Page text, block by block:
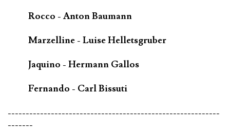
Rocco - Anton Baumann
Marzelline - Luise Helletsgruber
Jaquino - Hermann Gallos
Fernando - Carl Bissuti
-----------------------------------------------------------
-------